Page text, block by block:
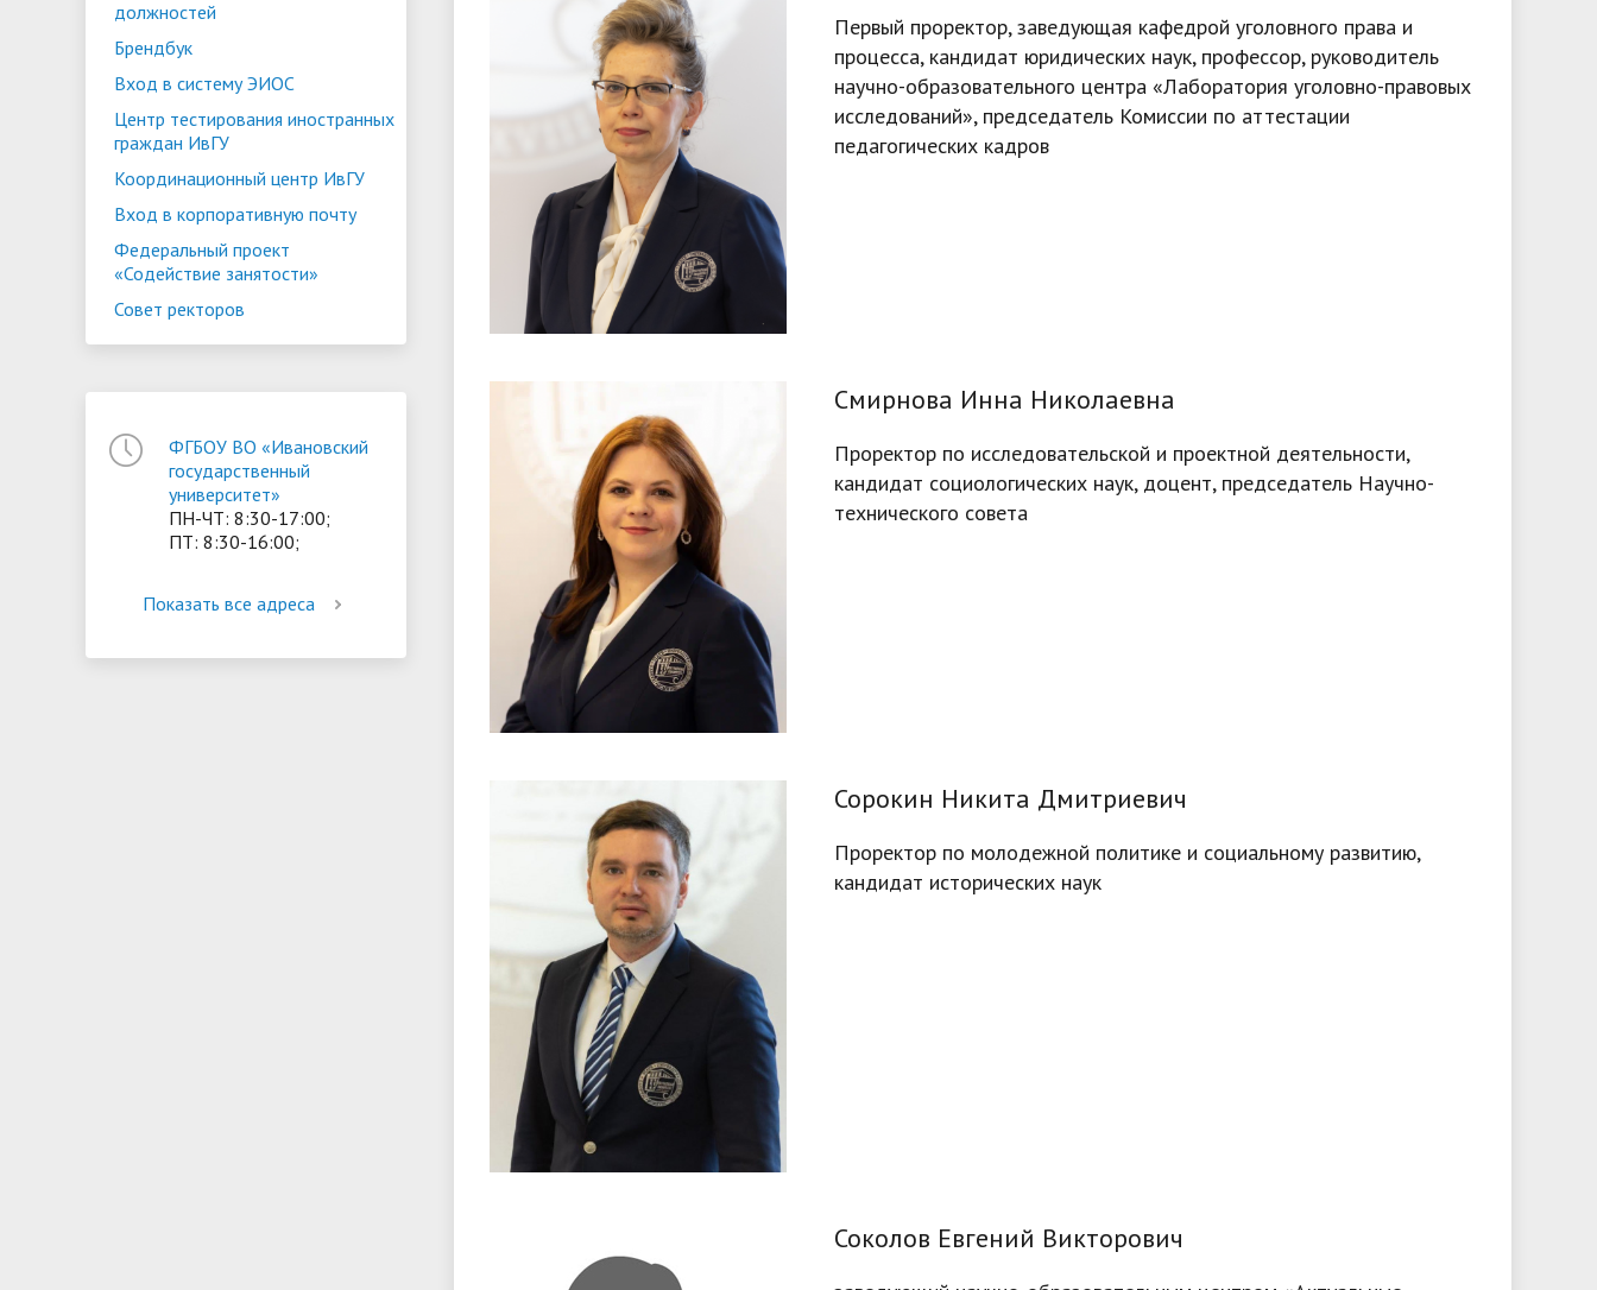
должностей
Брендбук
Вход в систему ЭИОС
Центр тестирования иностранных
граждан ИвГУ
Координационный центр ИвГУ
Вход в корпоративную почту
Федеральный проект
«Содействие занятости»
Совет ректоров
ФГБОУ ВО «Ивановский
государственный
университет»
ПН-ЧТ: 8:30-17:00;
ПТ: 8:30-16:00;
Показать все адреса
Первый проректор, заведующая кафедрой уголовного права и
процесса, кандидат юридических наук, профессор, руководитель
научно-образовательного центра «Лаборатория уголовно-правовых
исследований», председатель Комиссии по аттестации
педагогических кадров
Смирнова Инна Николаевна
Проректор по исследовательской и проектной деятельности,
кандидат социологических наук, доцент, председатель Научно-
технического совета
Сорокин Никита Дмитриевич
Проректор по молодежной политике и социальному развитию,
кандидат исторических наук
Соколов Евгений Викторович